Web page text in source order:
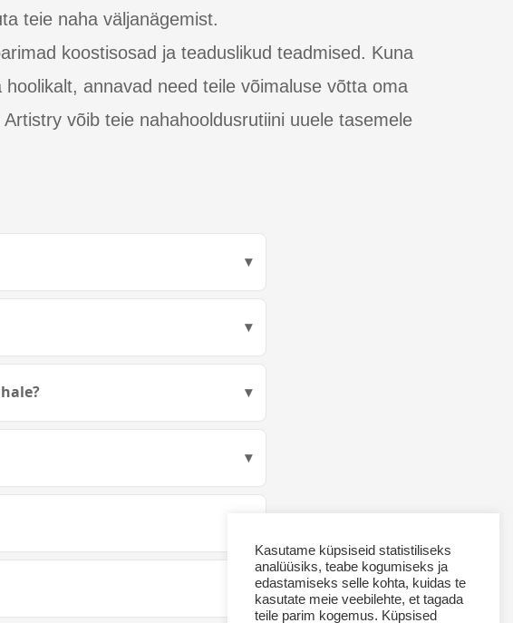
teie naha väljanägemist.
koostisosad ja teaduslikud teadmised. Kuna
annavad need teile võimaluse võtta oma
võib teie nahahooldusrutiini uuele tasemele
Kasutame küpsiseid statistiliseks
analüüsiks, teabe kogumiseks ja
edastamiseks selle kohta, kuidas te
kasutate meie veebilehte, et tagada
teile parim kogemus. Küpsised